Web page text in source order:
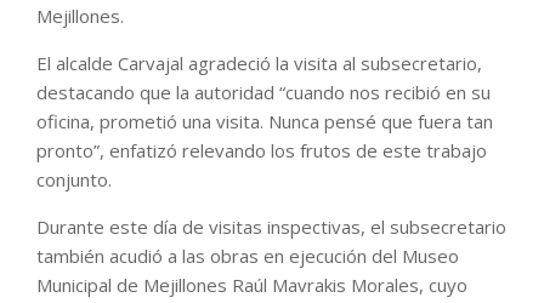
Mejillones.
El alcalde Carvajal agradeció la visita al subsecretario,
destacando que la autoridad “cuando nos recibió en su
oficina, prometió una visita. Nunca pensé que fuera tan
pronto”, enfatizó relevando los frutos de este trabajo
conjunto.
Durante este día de visitas inspectivas, el subsecretario
también acudió a las obras en ejecución del Museo
Municipal de Mejillones Raúl Mavrakis Morales, cuyo